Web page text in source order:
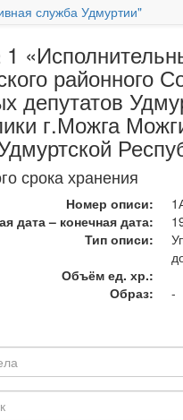
служба Удмуртии"
районного
депутатов
г.Можга
срока хранения
Номер описи:
дата – конечная дата:
Тип описи:
Объём ед. хр.:
Образ:
-